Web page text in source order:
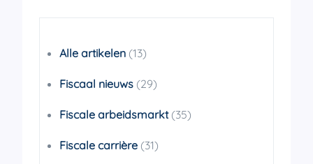
Alle artikelen (13)
Fiscaal nieuws (29)
Fiscale arbeidsmarkt(35)
Fiscale carrière (31)